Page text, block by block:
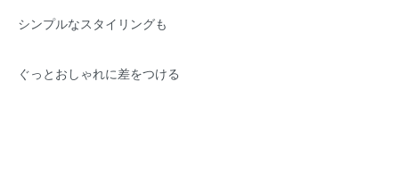
シンプルなスタイリングも
ぐっとおしゃれに差をつける